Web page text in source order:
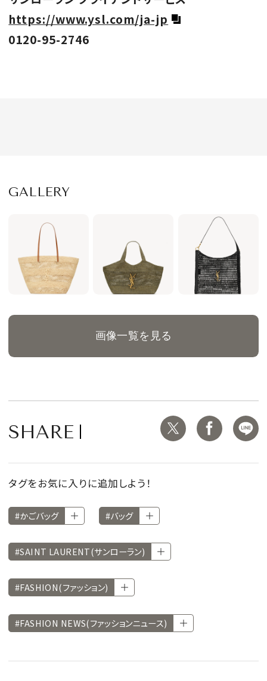
https://www.ysl.com/ja-jp
0120-95-2746
GALLERY
画像一覧を見る
SHARE
タグをお気に入りに追加しよう！
#かごバッグ #バッグ
#SAINT LAURENT(サンローラン)
#FASHION(ファッション)
#FASHION NEWS(ファッションニュース)